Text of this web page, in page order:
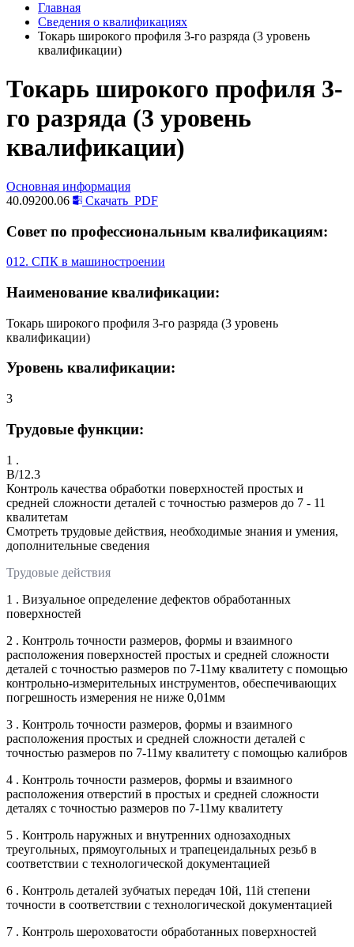
Главная
Сведения о квалификациях
Токарь широкого профиля 3-го разряда (3 уровень
квалификации)
Токарь широкого профиля 3-
го разряда (3 уровень
квалификации)
Основная информация
40.09200.06
Скачать PDF
Совет по профессиональным квалификациям:
012. СПК в машиностроении
Наименование квалификации:
Токарь широкого профиля 3-го разряда (3 уровень
квалификации)
Уровень квалификации:
3
Трудовые функции:
1 .
B/12.3
Контроль качества обработки поверхностей простых и
средней сложности деталей с точностью размеров до 7 - 11
квалитетам
Смотреть трудовые действия, необходимые знания и умения,
дополнительные сведения
Трудовые действия
1 . Визуальное определение дефектов обработанных
поверхностей
2 . Контроль точности размеров, формы и взаимного
расположения поверхностей простых и средней сложности
деталей с точностью размеров по 7-11му квалитету с помощью
контрольно-измерительных инструментов, обеспечивающих
погрешность измерения не ниже 0,01мм
3 . Контроль точности размеров, формы и взаимного
расположения простых и средней сложности деталей с
точностью размеров по 7-11му квалитету с помощью калибров
4 . Контроль точности размеров, формы и взаимного
расположения отверстий в простых и средней сложности
деталях с точностью размеров по 7-11му квалитету
5 . Контроль наружных и внутренних однозаходных
треугольных, прямоугольных и трапецеидальных резьб в
соответствии с технологической документацией
6 . Контроль деталей зубчатых передач 10й, 11й степени
точности в соответствии с технологической документацией
7 . Контроль шероховатости обработанных поверхностей